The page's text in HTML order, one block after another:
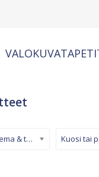
Teema & tyyli